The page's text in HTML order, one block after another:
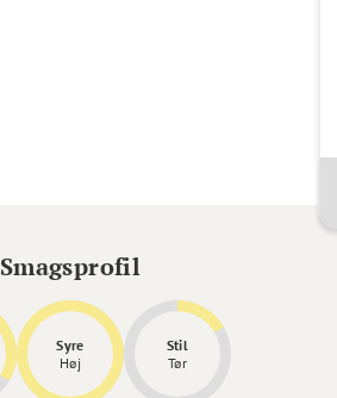
Smagsprofil
Syre
Høj
Stil
Tør